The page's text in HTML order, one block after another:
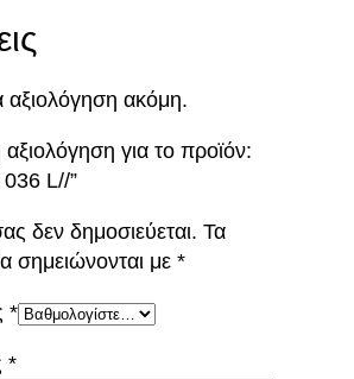
αξιολόγηση ακόμη.
για το προϊόν:
L//”
δεν δημοσιεύεται. Τα
σημειώνονται με *
*
*